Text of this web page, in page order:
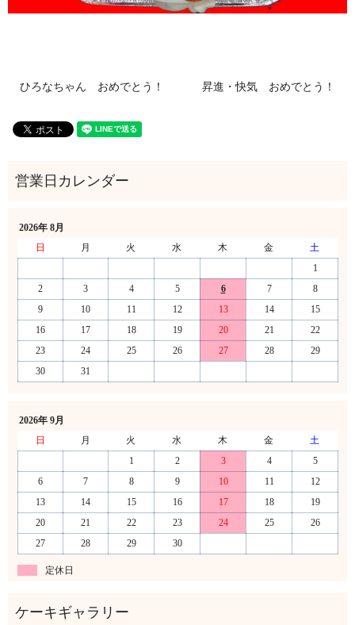
ひろなちゃん おめでとう！ 昇進・快気 おめでとう！
2026年 8月
日
月 火 水 木 金
土
1
2
3 4 5 6 7
8
9
10 11 12 13 14
15
16
17 18 19 20 21
22
23
24 25 26 27 28
29
30
31
2026年 9月
日
月 火 水 木 金
土
1
2 3 4
5
6
7 8 9 10 11
12
13
14 15 16 17 18
19
20
21 22 23 24 25
26
27
28 29 30
定休日